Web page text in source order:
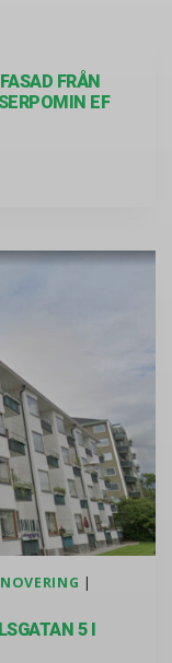
FRÅN
EF
FASAD FRÅN
|
5 I